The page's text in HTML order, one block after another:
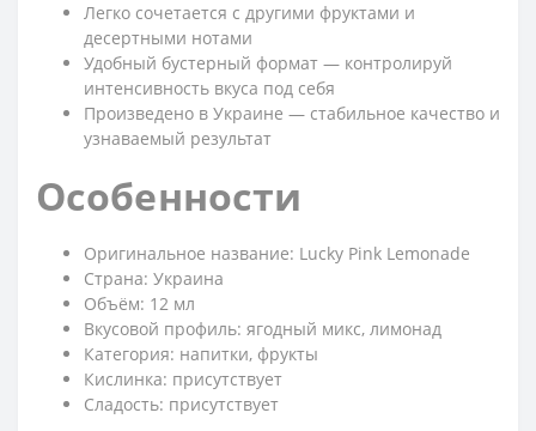
Легко сочетается с другими фруктами и
десертными нотами
Удобный бустерный формат — контролируй
интенсивность вкуса под себя
Произведено в Украине — стабильное качество и
узнаваемый результат
Особенности
Оригинальное название: Lucky Pink Lemonade
Страна: Украина
Объём: 12 мл
Вкусовой профиль: ягодный микс, лимонад
Категория: напитки, фрукты
Кислинка: присутствует
Сладость: присутствует